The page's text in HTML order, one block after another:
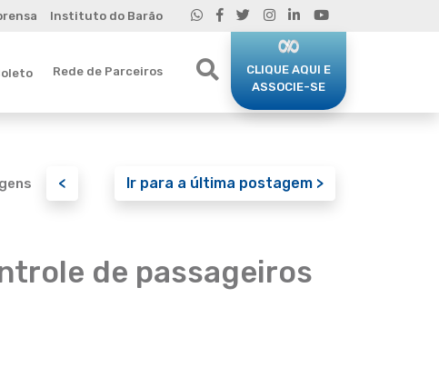
Instituto do Barão
Rede de Parceiros
CLIQUE AQUI E
ASSOCIE-SE
< Ir para a última postagem >
de passageiros